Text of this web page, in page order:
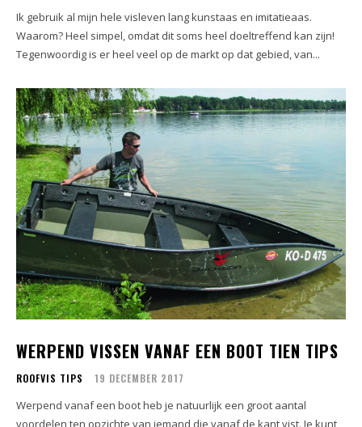
Ik gebruik al mijn hele visleven lang kunstaas en imitatieaas.
Waarom? Heel simpel, omdat dit soms heel doeltreffend kan zijn!
Tegenwoordig is er heel veel op de markt op dat gebied, van...
WERPEND VISSEN VANAF EEN BOOT TIEN TIPS
ROOFVIS TIPS 19 DECEMBER 2017
Werpend vanaf een boot heb je natuurlijk een groot aantal
voordelen ten opzichte van iemand die vanaf de kant vist. Je kunt